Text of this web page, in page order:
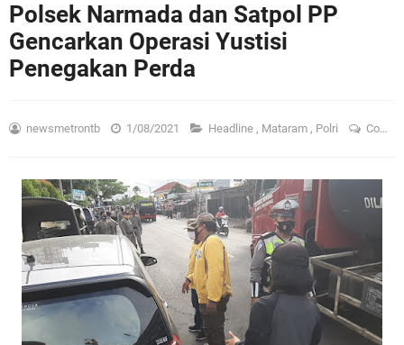
Polsek Narmada dan Satpol PP
Gencarkan Operasi Yustisi
Penegakan Perda
newsmetrontb 1/08/2021 Headline , Mataram , Polri Comment